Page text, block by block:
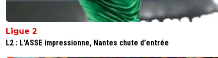
Ligue 2
L2 : L'ASSE impressionne, Nantes chute d'entrée